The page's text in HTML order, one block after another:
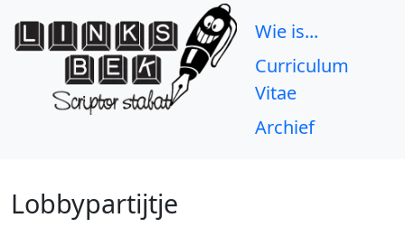
Wie is...
Curriculum
Vitae
Archief
Lobbypartijtje